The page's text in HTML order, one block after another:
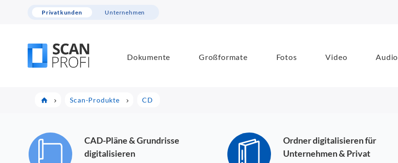
Privatkunden Unternehmen
Dokumente Großformate Fotos Video Audio
Scan-Produkte CD
CAD-Pläne & Grundrisse
digitalisieren
Ordner digitalisieren für
Unternehmen & Privat